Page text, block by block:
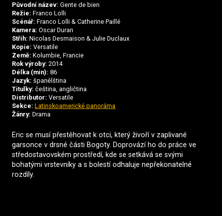
Původní název: Gente de bien
Režie: Franco Lolli
Scénář: Franco Lolli & Catherine Paillé
Kamera: Oscar Duran
Střih: Nicolas Desmaison & Julie Duclaux
Kopie: Versatile
Země: Kolumbie, Francie
Rok výroby: 2014
Délka (min): 86
Jazyk: španělština
Titulky: čeština, angličtina
Distributor: Versatile
Sekce: Latinskoamerické panoráma
Žánry: Drama
Eric se musí přestěhovat k otci, který živoří v zaplivané
garsonce v drsné části Bogoty. Doprovází ho do práce ve
středostavovském prostředí, kde se setkává se svými
bohatými vrstevníky a s bolestí odhaluje nepřekonatelné
rozdíly.